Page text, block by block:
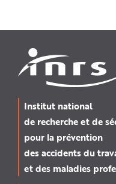
Institut national
de recherche et de
pour la prévention
des accidents du
et des maladies